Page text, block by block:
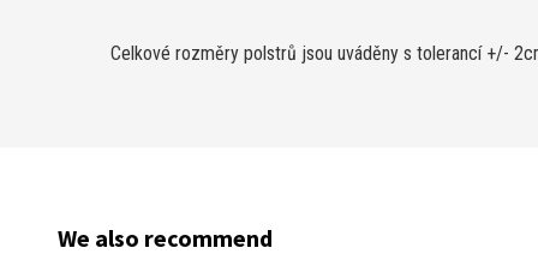
Celkové rozměry polstrů jsou uváděny s tolerancí +/-
We also recommend